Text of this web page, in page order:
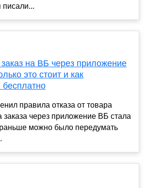
заказ на ВБ через приложение
это стоит и как
бесплатно
правила отказа от товара
заказа через приложение ВБ стала
можно было передумать